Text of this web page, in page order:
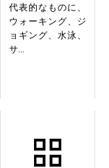
代表的なものに、
ウォーキング、ジ
ョギング、水泳、
サ...